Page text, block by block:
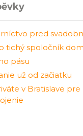
pred
tichý spoločník
pásu
už od začiatku
v Bratislave pre